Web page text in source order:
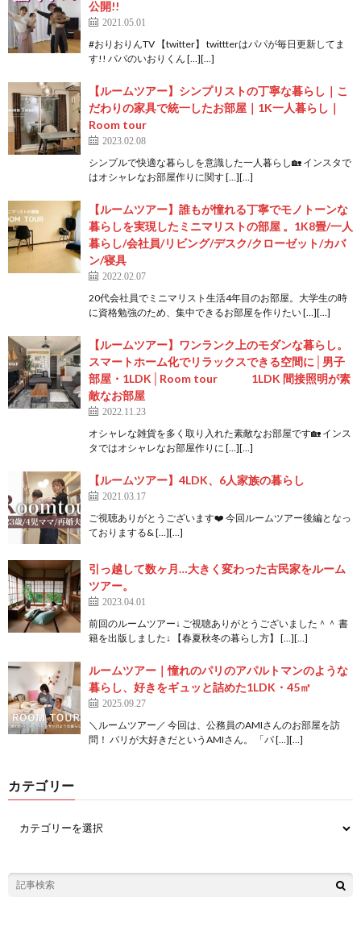
公開!!
2021.05.01
#おりおりんTV 【twitter】 twittterはパパが毎日更新してま
す!! パパのいおりくん […][…]
【ルームツアー】シンプリストの丁寧な暮らし｜こ
だわりの家具で統一したお部屋｜1K一人暮らし｜
Room tour
2023.02.08
シンプルで快適な暮らしを意識した一人暮らし🏡 インスタで
はオシャレなお部屋作りに関す […][…]
【ルームツアー】誰もが憧れる丁寧でモノトーンな
暮らしを実現したミニマリストの部屋 。1K8畳/一人
暮らし/会社員/リビング/デスク/クローゼット/カバ
ン/寝具
2022.02.07
20代会社員でミニマリスト生活4年目のお部屋。大学生の時
に資格勉強のため、集中できるお部屋を作りたい […][…]
【ルームツアー】ワンランク上のモダンな暮らし。
スマートホーム化でリラックスできる空間に│男子
部屋・1LDK│Room tour 1LDK 間接照明が素
敵なお部屋
2022.11.23
オシャレな雑貨を多く取り入れた素敵なお部屋です🏡 インス
タではオシャレなお部屋作りに […][…]
【ルームツアー】4LDK、6人家族の暮らし
2021.03.17
ご視聴ありがとうございます❤️ 今回ルームツアー後編となっ
ておりまする& […][…]
引っ越して数ヶ月…大きく変わった古民家をルーム
ツアー。
2023.04.01
前回のルームツアー↓ ご視聴ありがとうございました＾＾ 書
籍を出版しました↓ 【春夏秋冬の暮らし方】 […][…]
ルームツアー｜憧れのパリのアパルトマンのような
暮らし、好きをギュッと詰めた1LDK・45㎡
2025.09.27
＼ルームツアー／ 今回は、公務員のAMIさんのお部屋を訪
問！ パリが大好きだというAMIさん。 「パ […][…]
カテゴリー